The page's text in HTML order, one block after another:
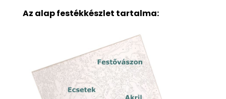
Az alap festékkészlet tartalma: